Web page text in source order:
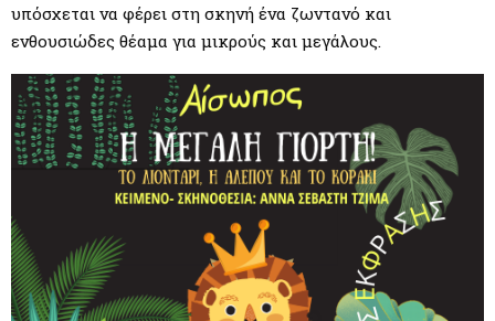
υπόσχεται να φέρει στη σκηνή ένα ζωντανό και
ενθουσιώδες θέαμα για μικρούς και μεγάλους.